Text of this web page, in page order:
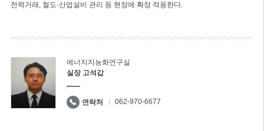
전력거래, 철도·산업설비 관리 등 현장에 확장 적용한다.
에너지지능화연구실
실장 고석갑
연락처 062-970-6677